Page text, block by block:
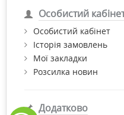
Особистий
Особистий кабінет
Історія замовлень
Мої закладки
Розсилка новин
Додатково